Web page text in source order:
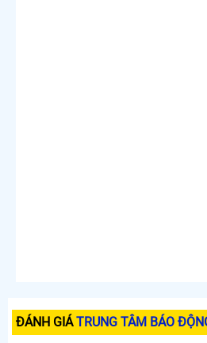
ĐÁNH GIÁTRUNG TÂM BÁO